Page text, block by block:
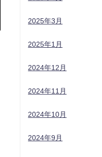
2025年3月
2025年1月
2024年12月
2024年11月
2024年10月
2024年9月